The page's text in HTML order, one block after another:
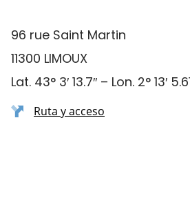
96 rue Saint Martin
11300 LIMOUX
Lat. 43° 3′ 13.7″ – Lon. 2° 13′
Ruta y acceso